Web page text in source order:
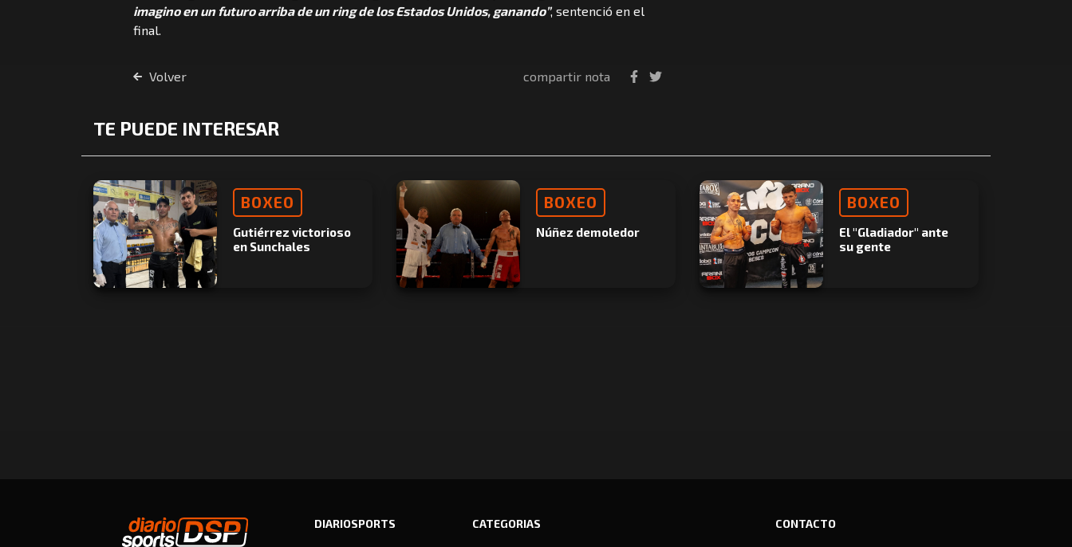
imagino en un futuro arriba de un ring de los Estados Unidos, ganando”, sentenció en el
final.
Volver compartir nota
TE PUEDE INTERESAR
BOXEO
Gutiérrez victorioso
en Sunchales
BOXEO
Núñez demoledor
BOXEO
El "Gladiador" ante
su gente
DIARIOSPORTS CATEGORIAS CONTACTO